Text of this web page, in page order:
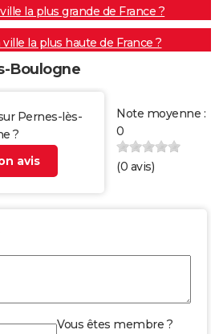
la plus grande de France ?
la plus haute de France ?
Boulogne
Pernes-lès-
?
avis
Note moyenne :
0
(0 avis)
Vous êtes membre ?